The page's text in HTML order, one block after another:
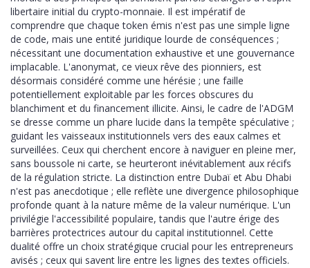
libertaire initial du crypto-monnaie. Il est impératif de
comprendre que chaque token émis n'est pas une simple ligne
de code, mais une entité juridique lourde de conséquences ;
nécessitant une documentation exhaustive et une gouvernance
implacable. L'anonymat, ce vieux rêve des pionniers, est
désormais considéré comme une hérésie ; une faille
potentiellement exploitable par les forces obscures du
blanchiment et du financement illicite. Ainsi, le cadre de l'ADGM
se dresse comme un phare lucide dans la tempête spéculative ;
guidant les vaisseaux institutionnels vers des eaux calmes et
surveillées. Ceux qui cherchent encore à naviguer en pleine mer,
sans boussole ni carte, se heurteront inévitablement aux récifs
de la régulation stricte. La distinction entre Dubaï et Abu Dhabi
n'est pas anecdotique ; elle reflète une divergence philosophique
profonde quant à la nature même de la valeur numérique. L'un
privilégie l'accessibilité populaire, tandis que l'autre érige des
barrières protectrices autour du capital institutionnel. Cette
dualité offre un choix stratégique crucial pour les entrepreneurs
avisés ; ceux qui savent lire entre les lignes des textes officiels.